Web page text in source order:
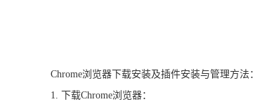
Chrome浏览器下载安装及插件安装与管理方法：
1. 下载Chrome浏览器：